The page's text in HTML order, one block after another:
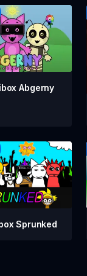
Abgerny
Sprunked